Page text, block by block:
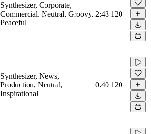
Synthesizer, Corporate,
Commercial, Neutral, Groovy,
Peaceful
2:48 120
Synthesizer, News,
Production, Neutral,
Inspirational
0:40 120